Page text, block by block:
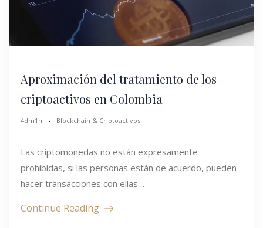
Aproximación del tratamiento de los
criptoactivos en Colombia
4dm1n Blockchain & Criptoactivos
Las criptomonedas no están expresamente
prohibidas, si las personas están de acuerdo, pueden
hacer transacciones con ellas…
Continue Reading